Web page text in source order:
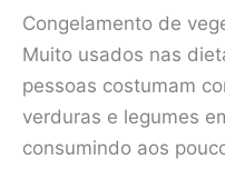
Congelamento de
Muito usados nas
pessoas costumam
verduras e legumes
consumindo aos